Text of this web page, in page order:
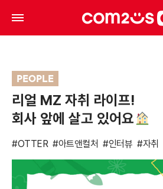
PEOPLE
리얼 MZ 자취 라이프!
회사 앞에 살고 있어요
#OTTER #아트앤컬처 #인터뷰 #자취